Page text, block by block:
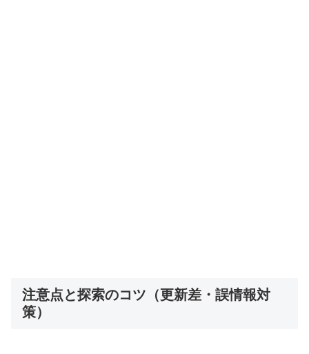
注意点と探索のコツ（更新差・誤情報対
策）